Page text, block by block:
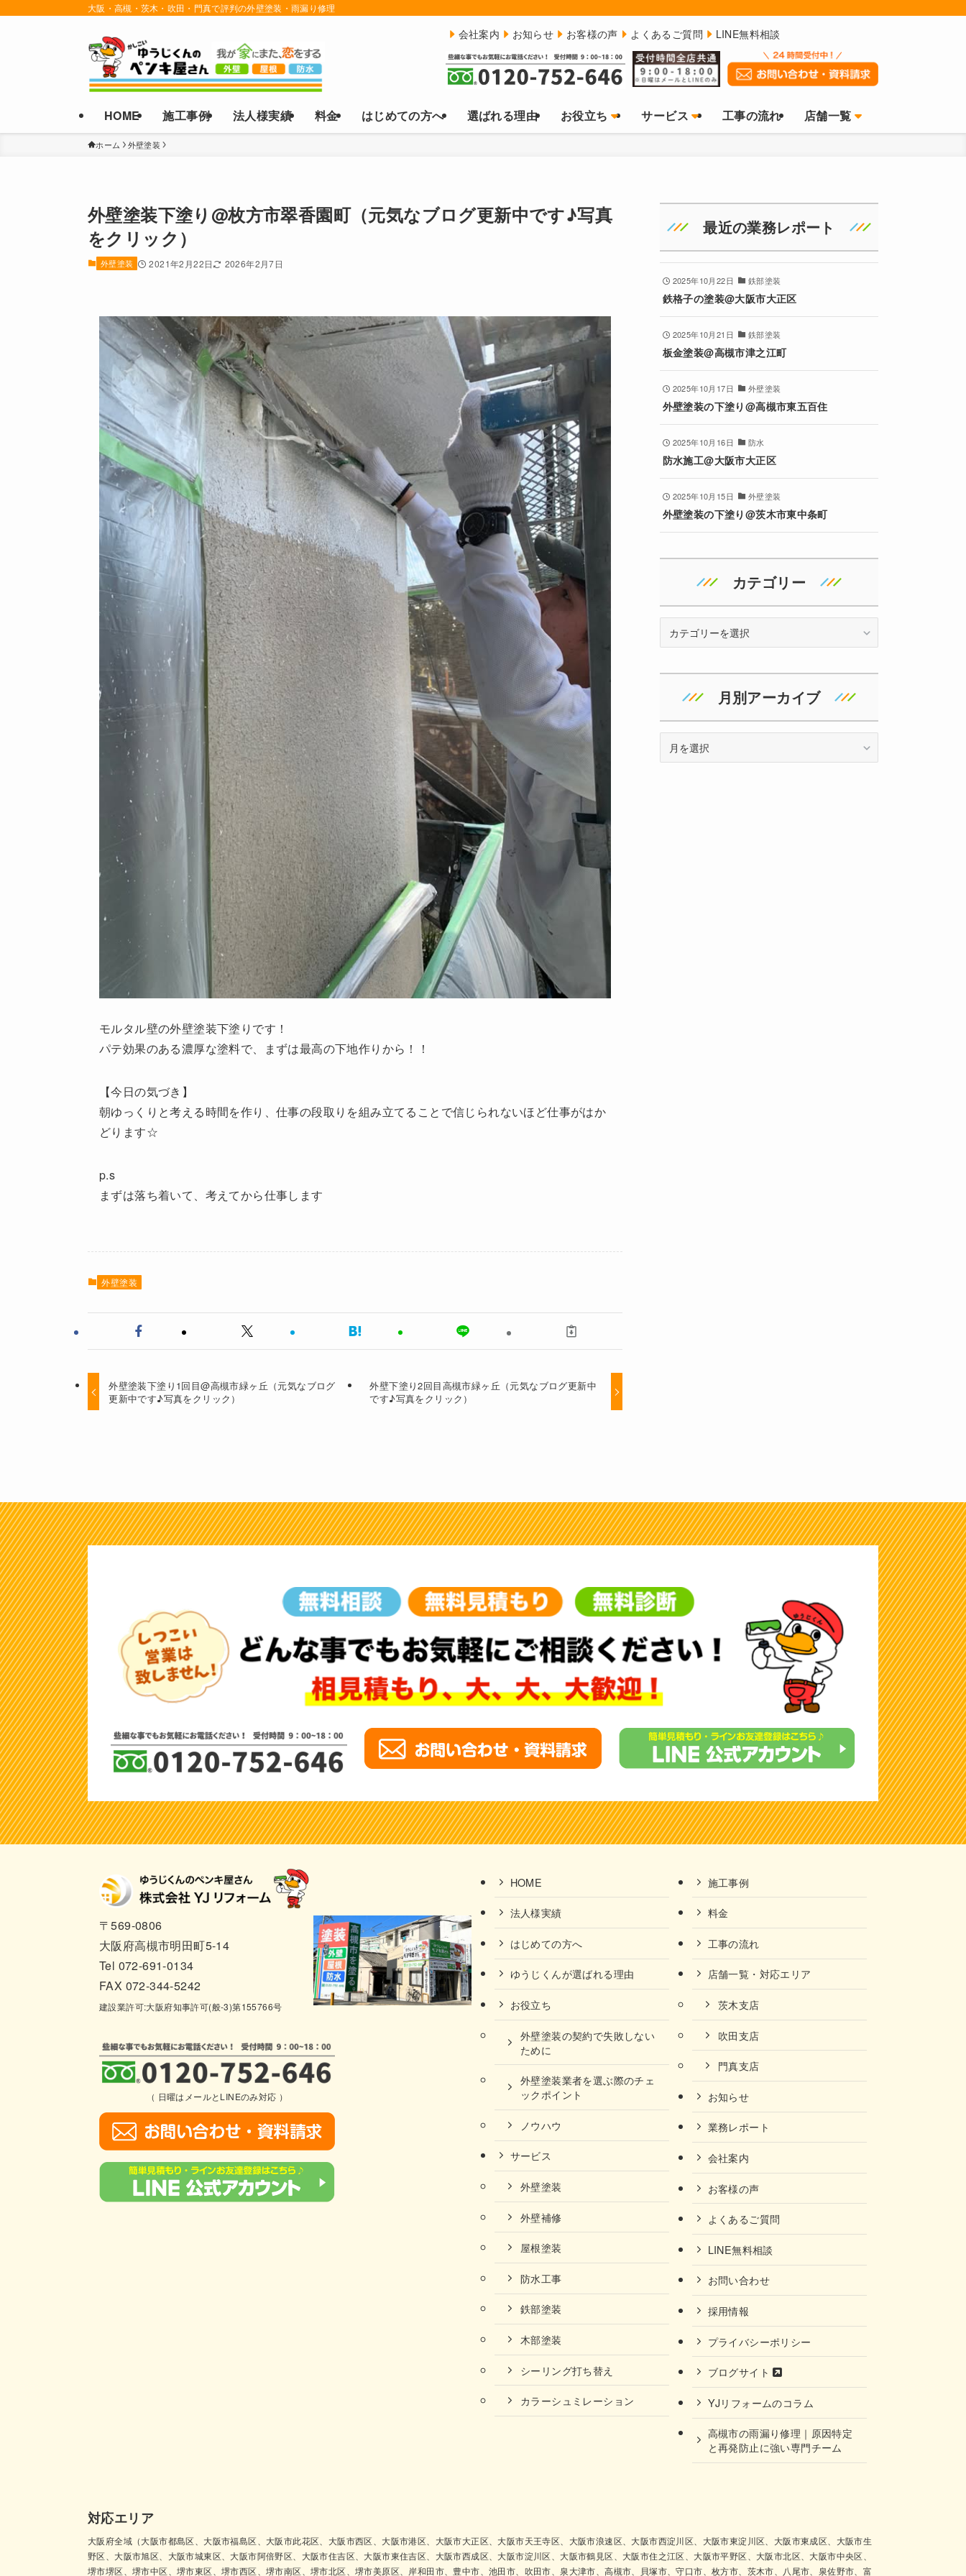
大阪・高槻・茨木・吹田・門真で評判の外壁塗装・雨漏り修理
HOME 施工事例 法人様実績 料金 はじめての方へ 選ばれる理由 お役立ち サービス 工事の流れ 店舗一覧
会社案内 お知らせ お客様の声 よくあるご質問 LINE無料相談
ホーム 外壁塗装
外壁塗装下塗り@枚方市翠香園町（元気なブログ更新中です♪写真
をクリック）
外壁塗装 2021年2月22日 2026年2月7日
モルタル壁の外壁塗装下塗りです！
パテ効果のある濃厚な塗料で、まずは最高の下地作りから！！
【今日の気づき】
朝ゆっくりと考える時間を作り、仕事の段取りを組み立てることで信じられないほど仕事がはか
どります☆
p.s
まずは落ち着いて、考えてから仕事します
外壁塗装
外壁塗装下塗り1回目@高槻市緑ヶ丘（元気なブログ
更新中です♪写真をクリック）
外壁下塗り2回目高槻市緑ヶ丘（元気なブログ更新中
です♪写真をクリック）
最近の業務レポート
2025年10月22日 鉄部塗装
鉄格子の塗装@大阪市大正区
2025年10月21日 鉄部塗装
板金塗装@高槻市津之江町
2025年10月17日 外壁塗装
外壁塗装の下塗り@高槻市東五百住
2025年10月16日 防水
防水施工@大阪市大正区
2025年10月15日 外壁塗装
外壁塗装の下塗り@茨木市東中条町
カテゴリー
リ
月別アーカイブ
〒569-0806
大阪府高槻市明田町5-14
Tel 072-691-0134
FAX 072-344-5242
建設業許可:大阪府知事許可(般-3)第155766号
（ 日曜はメールとLINEのみ対応 ）
HOME
法人様実績
はじめての方へ
ゆうじくんが選ばれる理由
お役立ち
外壁塗装の契約で失敗しない
ために
外壁塗装業者を選ぶ際のチェ
ックポイント
ノウハウ
サービス
外壁塗装
外壁補修
屋根塗装
防水工事
鉄部塗装
木部塗装
シーリング打ち替え
カラーシュミレーション
施工事例
料金
工事の流れ
店舗一覧・対応エリア
茨木支店
吹田支店
門真支店
お知らせ
業務レポート
会社案内
お客様の声
よくあるご質問
LINE無料相談
お問い合わせ
採用情報
プライバシーポリシー
ブログサイト
YJリフォームのコラム
高槻市の雨漏り修理｜原因特定
と再発防止に強い専門チーム
対応エリア
大阪府全域（大阪市都島区、大阪市福島区、大阪市此花区、大阪市西区、大阪市港区、大阪市大正区、大阪市天王寺区、大阪市浪速区、大阪市西淀川区、大阪市東淀川区、大阪市東成区、大阪市生
野区、大阪市旭区、大阪市城東区、大阪市阿倍野区、大阪市住吉区、大阪市東住吉区、大阪市西成区、大阪市淀川区、大阪市鶴見区、大阪市住之江区、大阪市平野区、大阪市北区、大阪市中央区、
堺市堺区、堺市中区、堺市東区、堺市西区、堺市南区、堺市北区、堺市美原区、岸和田市、豊中市、池田市、吹田市、泉大津市、高槻市、貝塚市、守口市、枚方市、茨木市、八尾市、泉佐野市、富